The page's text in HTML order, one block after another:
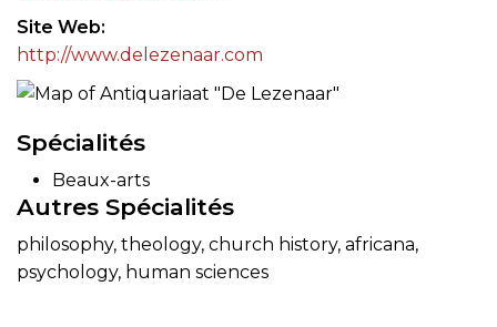
Site Web
http://www.delezenaar.com
Spécialités
Beaux-arts
Autres Spécialités
philosophy, theology, church history, africana,
psychology, human sciences